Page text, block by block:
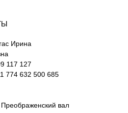
Ирина
117 127
774 632 500 685
вал